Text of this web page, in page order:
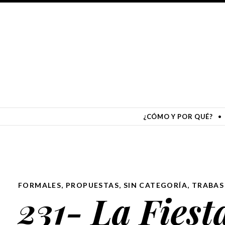
¿CÓMO Y POR QUÉ?
FORMALES, PROPUESTAS, SIN CATEGORÍA, TRABAS
231- La